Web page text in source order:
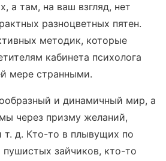
а там, на ваш взгляд, нет
разноцветных пятен.
методик, которые
кабинета психолога
мере странными.
и динамичный мир, а
через призму желаний,
т. д. Кто-то в плывущих по
пушистых зайчиков, кто-то